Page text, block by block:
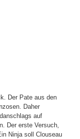
Der Pate aus den
Daher
auf
Der erste Versuch,
Ninja soll Clouseau